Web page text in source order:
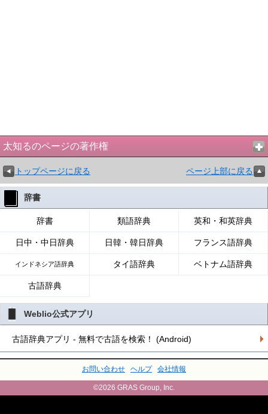
太知るのページの著作権
トップページに戻る ページ上部に戻る
辞書
辞書 類語辞典 英和・和英辞典
日中・中日辞典 日韓・韓日辞典 フランス語辞典
インドネシア語辞典 タイ語辞典 ベトナム語辞典
古語辞典
Weblio公式アプリ
古語辞典アプリ - 無料で古語を検索！ (Android)
お問い合わせ ヘルプ 会社情報
©2026 GRAS Group, Inc.